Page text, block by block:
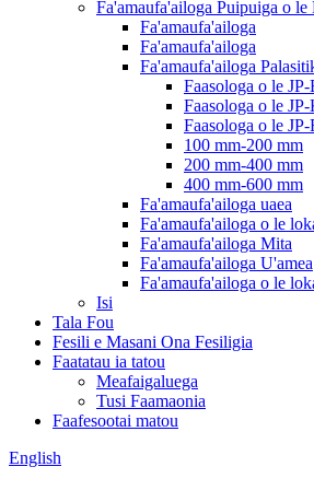
Fa'amaufa'ailoga Puipuiga o le
Fa'amaufa'ailoga
Fa'amaufa'ailoga
Fa'amaufa'ailoga
Faasologa o le JP-
Faasologa o le
Faasologa o le JP-
100 mm-200 mm
200 mm-400 mm
400 mm-600 mm
Fa'amaufa'ailoga uaea
Fa'amaufa'ailoga o le
Fa'amaufa'ailoga Mita
Fa'amaufa'ailoga U'amea
Fa'amaufa'ailoga o le
Isi
Tala Fou
Fesili e Masani Ona Fesiligia
Faatatau ia tatou
Meafaigaluega
Tusi Faamaonia
Faafesootai matou
English